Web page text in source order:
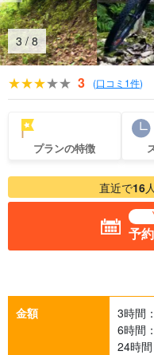
4 / 8
3 (口コミ1件)
プランの特徴
直近で16
予
金額 3時間：
6時間：
24時間